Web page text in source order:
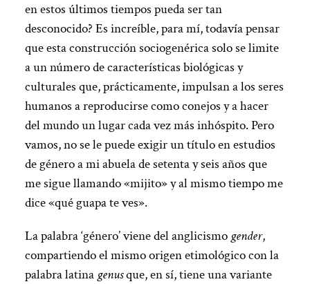
en estos últimos tiempos pueda ser tan
desconocido? Es increíble, para mí, todavía pensar
que esta construcción sociogenérica solo se limite
a un número de características biológicas y
culturales que, prácticamente, impulsan a los seres
humanos a reproducirse como conejos y a hacer
del mundo un lugar cada vez más inhóspito. Pero
vamos, no se le puede exigir un título en estudios
de género a mi abuela de setenta y seis años que
me sigue llamando «mijito» y al mismo tiempo me
dice «qué guapa te ves».
La palabra ‘género’ viene del anglicismo gender,
compartiendo el mismo origen etimológico con la
palabra latina genusque, en sí, tiene una variante